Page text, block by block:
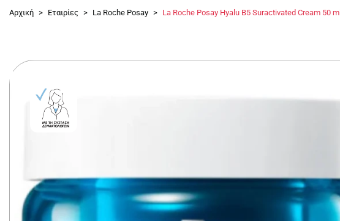
Αρχική > Εταιρίες > La Roche Posay > La Roche Posay Hyalu B5 Suractivated Cream 50 ml